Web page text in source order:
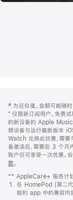
页
页
脚
注
‡ 为近似值。金额可能随时
⁺ 仅限新订阅用户。免费
的新设备的 Apple Music
频设备与运行最新版本
Watch 兑换此优惠，需
备激活后，需要在 3 个月
账户仅可享受一次优惠。
款。
窗
口
中
** AppleCare+ 服务计划
在 HomePod (第二
能的 app 中的兼容内